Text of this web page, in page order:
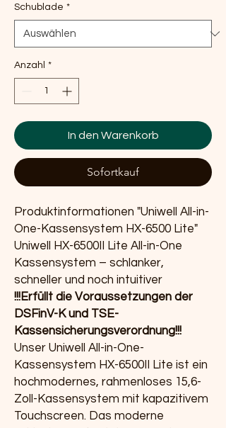
Schublade *
Anzahl *
In den Warenkorb
Sofortkauf
Produktinformationen "Uniwell All-in-
One-Kassensystem HX-6500 Lite"
Uniwell HX-6500II Lite All-in-One
Kassensystem – schlanker,
schneller und noch intuitiver
!!!Erfüllt die Voraussetzungen der
DSFinV-K und TSE-
Kassensicherungsverordnung!!!
Unser Uniwell All-in-One-
Kassensystem HX-6500II Lite ist ein
hochmodernes, rahmenloses 15,6-
Zoll-Kassensystem mit kapazitivem
Touchscreen. Das moderne